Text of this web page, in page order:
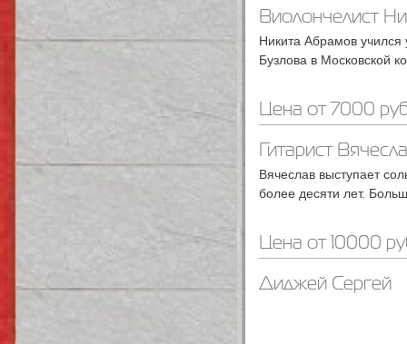
Виолончелист
Никита Абрамов учился
Бузлова в Московской
Цена от 7000
Гитарист
Вячеслав выступает
более десяти лет.
Цена от 10000
Диджей Сергей